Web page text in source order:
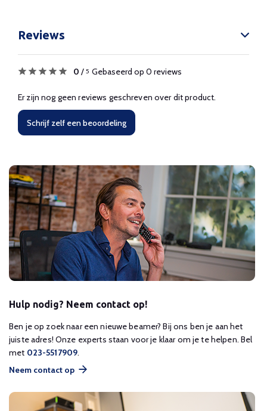
Reviews
0 / 5 Gebaseerd op 0 reviews
Er zijn nog geen reviews geschreven over dit product.
Schrijf zelf een beoordeling
Hulp nodig? Neem contact op!
Ben je op zoek naar een nieuwe beamer? Bij ons ben je aan het
juiste adres! Onze experts staan voor je klaar om je te helpen. Bel
met 023-5517909.
Neem contact op